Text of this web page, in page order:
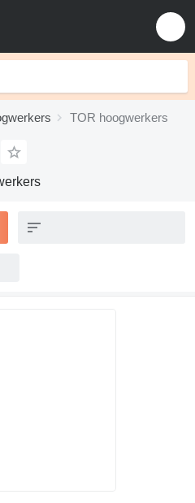
TOR hoogwerkers